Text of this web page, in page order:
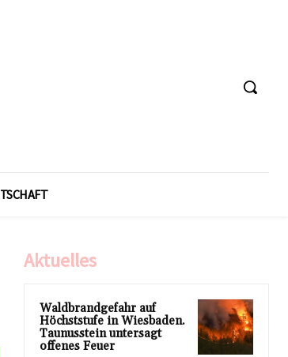
Aktuelles
Waldbrandgefahr auf
Höchststufe in Wiesbaden.
Taunusstein untersagt
offenes Feuer